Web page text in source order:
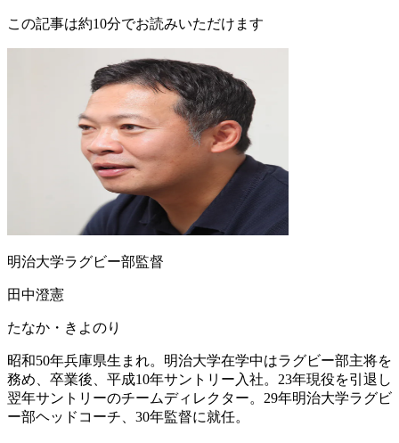
この記事は約10分でお読みいただけます
明治大学ラグビー部監督
田中澄憲
たなか・きよのり
昭和50年兵庫県生まれ。明治大学在学中はラグビー部主将を
務め、卒業後、平成10年サントリー入社。23年現役を引退し
翌年サントリーのチームディレクター。29年明治大学ラグビ
ー部ヘッドコーチ、30年監督に就任。